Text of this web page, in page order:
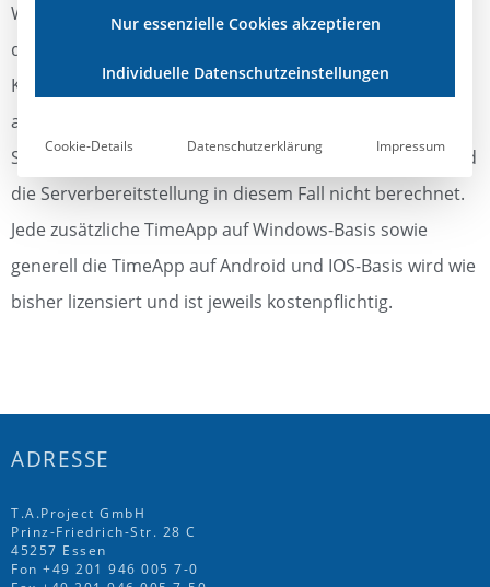
Windows-TimeApp für UWP umstellen. Alternativ steht
das „alte“ BDE-Terminal bis auf weiteres aus
Kompatibilitätsgründen zur Verfügung. Wir empfehlen
aber den zeitnahen Umstieg auf die neue App. Sollten
Sie noch keine mobile Applikation im Einsatz haben, wird
die Serverbereitstellung in diesem Fall nicht berechnet.
Jede zusätzliche TimeApp auf Windows-Basis sowie
generell die TimeApp auf Android und IOS-Basis wird wie
bisher lizensiert und ist jeweils kostenpflichtig.
ADRESSE
T.A.Project GmbH
Prinz-Friedrich-Str. 28 C
45257 Essen
Fon +49 201 946 005 7-0
Nur essenzielle Cookies akzeptieren
Individuelle Datenschutzeinstellungen
Cookie-Details Datenschutzerklärung Impressum